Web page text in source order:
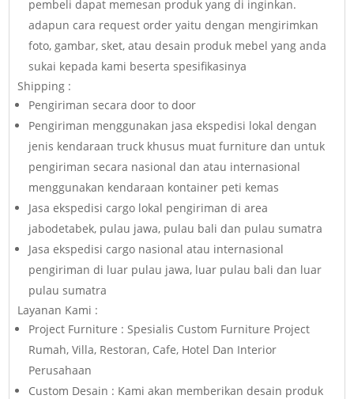
pembeli dapat memesan produk yang di inginkan.
adapun cara request order yaitu dengan mengirimkan
foto, gambar, sket, atau desain produk mebel yang anda
sukai kepada kami beserta spesifikasinya
Shipping :
Pengiriman secara door to door
Pengiriman menggunakan jasa ekspedisi lokal dengan
jenis kendaraan truck khusus muat furniture dan untuk
pengiriman secara nasional dan atau internasional
menggunakan kendaraan kontainer peti kemas
Jasa ekspedisi cargo lokal pengiriman di area
jabodetabek, pulau jawa, pulau bali dan pulau sumatra
Jasa ekspedisi cargo nasional atau internasional
pengiriman di luar pulau jawa, luar pulau bali dan luar
pulau sumatra
Layanan Kami :
Project Furniture : Spesialis Custom Furniture Project
Rumah, Villa, Restoran, Cafe, Hotel Dan Interior
Perusahaan
Custom Desain : Kami akan memberikan desain produk